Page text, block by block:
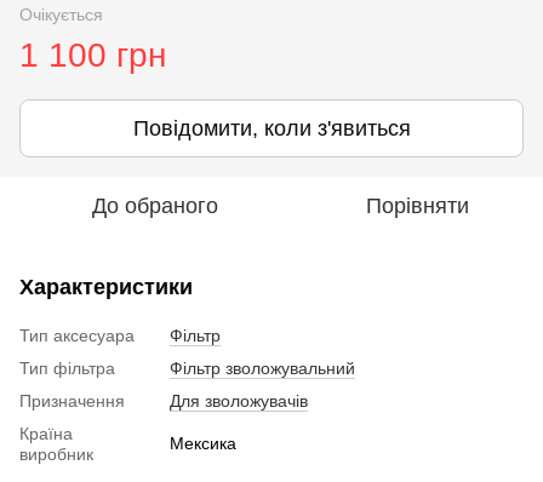
Очікується
1 100 грн
Повідомити, коли з'явиться
До обраного Порівняти
Характеристики
Тип аксесуара
Фільтр
Тип фільтра
Фільтр зволожувальний
Призначення
Для зволожувачів
Країна
виробник
Мексика